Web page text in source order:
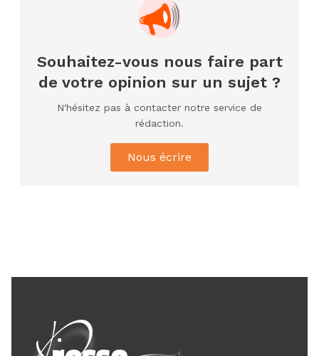
12ᵉ Congrès ordinaire de l’UNJCI: la
campagne électorale reprend du...
1 févr. 2026, 04:09
Quatorze morts et 21 blessés dans
un accident de la...
Souhaitez-vous nous faire part
de votre opinion sur un sujet ?
N'hésitez pas à contacter notre service de
rédaction.
Nous écrire